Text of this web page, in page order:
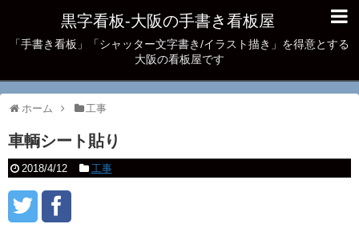
黒字看板‐大阪の手書き看板屋
「手書き看板」「シャッター文字書き/イラスト描き」を得意とする
大阪の看板屋です
ホーム 工事
車輌シート貼り
2018/4/12 工事